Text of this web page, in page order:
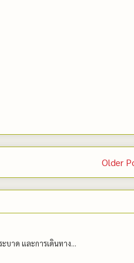
Older
บาด และการเดินทาง...